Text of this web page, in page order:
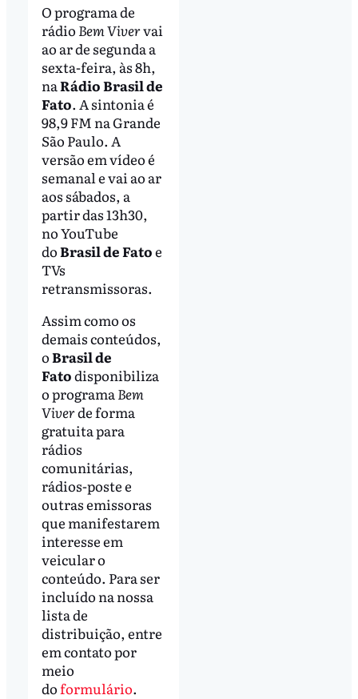
O programa de
rádio Bem Vivervai
ao ar de segunda a
sexta-feira, às 8h,
naRádio Brasil de
Fato. A sintonia é
98,9 FM na Grande
São Paulo. A
versão em vídeo é
semanal e vai ao ar
aos sábados, a
partir das 13h30,
no YouTube
doBrasil de Fatoe
TVs
retransmissoras.
Assim como os
demais conteúdos,
oBrasil de
Fatodisponibiliza
o programa Bem
Viverde forma
gratuita para
rádios
comunitárias,
rádios-poste e
outras emissoras
que manifestarem
interesse em
veicular o
conteúdo. Para ser
incluído na nossa
lista de
distribuição, entre
em contato por
meio
do formulário.